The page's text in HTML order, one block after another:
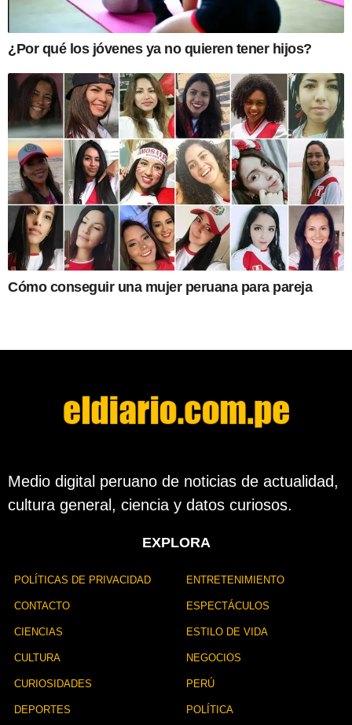
¿Por qué los jóvenes ya no quieren tener hijos?
Cómo conseguir una mujer peruana para pareja
Medio digital peruano de noticias de actualidad,
cultura general, ciencia y datos curiosos.
EXPLORA
POLÍTICAS DE PRIVACIDAD
CONTACTO
CIENCIAS
CULTURA
CURIOSIDADES
DEPORTES
ENTRETENIMIENTO
ESPECTÁCULOS
ESTILO DE VIDA
NEGOCIOS
PERÚ
POLÍTICA